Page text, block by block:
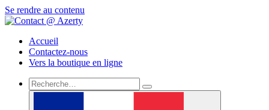
Se rendre au contenu
Accueil
Contactez-nous
Vers la boutique en ligne